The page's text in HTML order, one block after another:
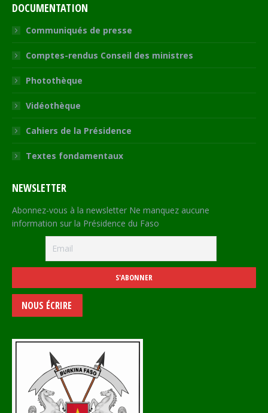
DOCUMENTATION
Communiqués de presse
Comptes-rendus Conseil des ministres
Photothèque
Vidéothèque
Cahiers de la Présidence
Textes fondamentaux
NEWSLETTER
Abonnez-vous à la newsletter Ne manquez aucune
information sur la Présidence du Faso
NOUS ÉCRIRE